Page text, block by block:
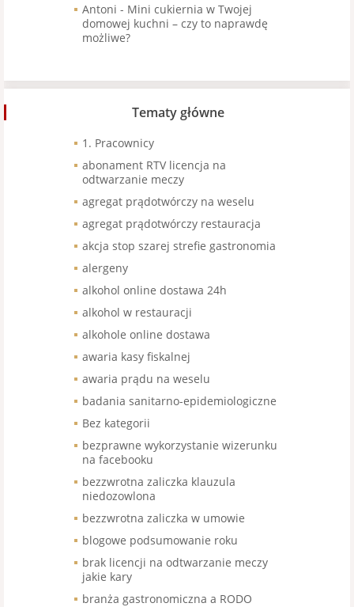
Antoni - Mini cukiernia w Twojej
domowej kuchni – czy to naprawdę
możliwe?
Tematy główne
1. Pracownicy
abonament RTV licencja na
odtwarzanie meczy
agregat prądotwórczy na weselu
agregat prądotwórczy restauracja
akcja stop szarej strefie gastronomia
alergeny
alkohol online dostawa 24h
alkohol w restauracji
alkohole online dostawa
awaria kasy fiskalnej
awaria prądu na weselu
badania sanitarno-epidemiologiczne
Bez kategorii
bezprawne wykorzystanie wizerunku
na facebooku
bezzwrotna zaliczka klauzula
niedozowlona
bezzwrotna zaliczka w umowie
blogowe podsumowanie roku
brak licencji na odtwarzanie meczy
jakie kary
branża gastronomiczna a RODO